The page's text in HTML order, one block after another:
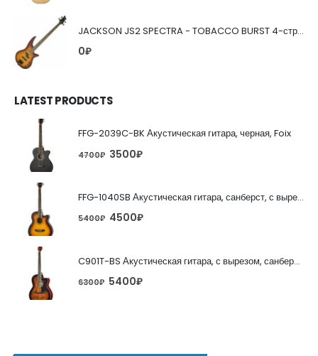
JACKSON JS2 SPECTRA - TOBACCO BURST 4-струнная бас-гитара
0₽
LATEST PRODUCTS
FFG-2039C-BK Акустическая гитара, черная, Foix
4700₽ 3500₽
FFG-1040SB Акустическая гитара, санберст, с вырезом, Foix
5400₽ 4500₽
C901T-BS Акустическая гитара, с вырезом, санберст, Caraya
6300₽ 5400₽